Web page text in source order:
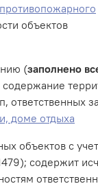
объектов
(заполнено
содержание
доме отдыха
объектов с
содержит